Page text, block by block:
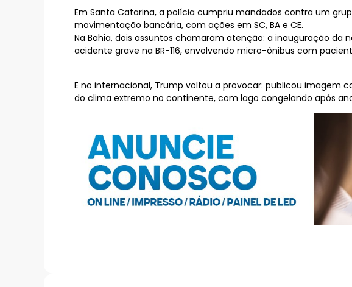
Em Santa Catarina, a polícia cumpriu mandados contra um
movimentação bancária, com ações em SC, BA e CE.
Na Bahia, dois assuntos chamaram atenção: a inauguração da
acidente grave na BR-116, envolvendo micro-ônibus com
E no internacional, Trump voltou a provocar: publicou imagem
do clima extremo no continente, com lago congelando após